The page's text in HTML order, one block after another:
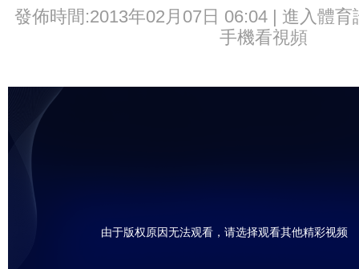
發佈時間:2013年02月07日 06:04 | 進入體育
手機看視頻
由于版权原因无法观看，请选择观看其他精彩视频